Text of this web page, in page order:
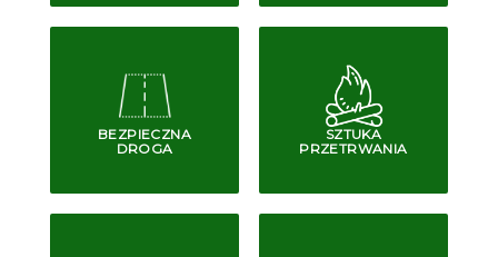
BEZPIECZNA
DROGA
SZTUKA
PRZETRWANIA